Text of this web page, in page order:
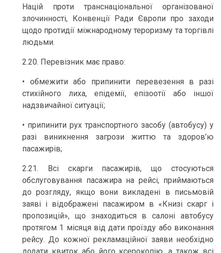
Націй проти транснаціональної організованої
злочинності, Конвенції Ради Європи про заходи
щодо протидії міжнародному тероризму та торгівлі
людьми.
2.20. Перевізник має право:
• обмежити або припинити перевезення в разі
стихійного лиха, епідемії, епізоотії або іншої
надзвичайної ситуації;
• припинити рух транспортного засобу (автобусу) у
разі виникнення загрози життю та здоров’ю
пасажирів;
2.21. Всі скарги пасажирів, що стосуються
обслуговування пасажира на рейсі, приймаються
до розгляду, якщо вони викладені в письмовій
заяві і відображені пасажиром в «Книзі скарг і
пропозицій», що знаходиться в салоні автобусу
протягом 1 місяця від дати проїзду або виконання
рейсу. До кожної рекламаційної заяви необхідно